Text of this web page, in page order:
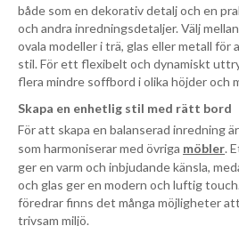
både som en dekorativ detalj och en
och andra inredningsdetaljer. Välj
ovala modeller i trä, glas eller metall för
stil. För ett flexibelt och dynamiskt
flera mindre soffbord i olika höjder och
Skapa en enhetlig stil med rätt bord
För att skapa en balanserad inredning
som harmoniserar med övriga möbler.
ger en varm och inbjudande känsla,
och glas ger en modern och luftig
föredrar finns det många möjligheter
trivsam miljö.